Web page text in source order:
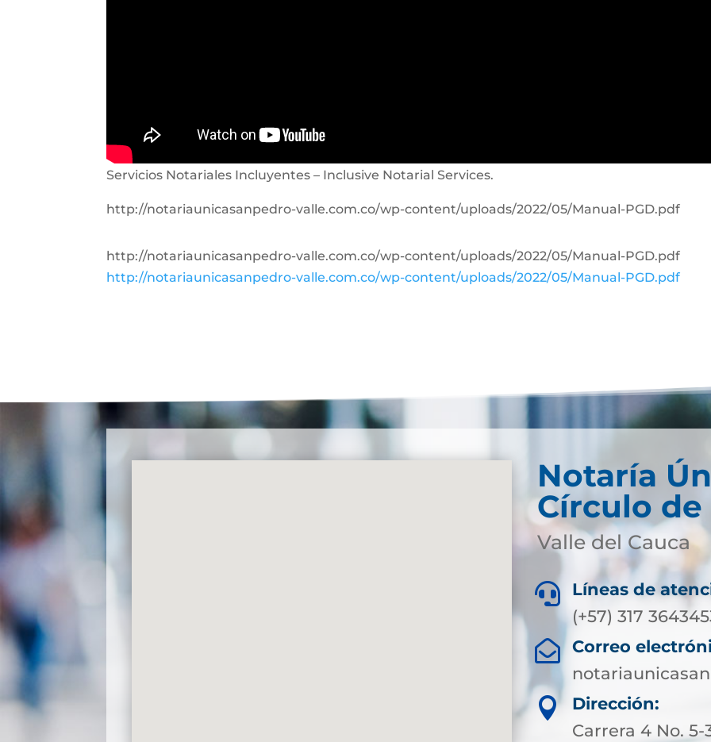
Servicios Notariales Incluyentes – Inclusive Notarial Services.
http://notariaunicasanpedro-valle.com.co/wp-content/uploads/2022/05/Manual-PGD.pdf
http://notariaunicasanpedro-valle.com.co/wp-content/uploads/2022/05/Manual-PGD.pdf
http://notariaunicasanpedro-valle.com.co/wp-content/uploads/2022/05/Manual-PGD.pdf
Notaría
Círculo de
Valle del Cauca

Líneas de
(+57) 317

Correo

Dirección:
Carrera 4 No.